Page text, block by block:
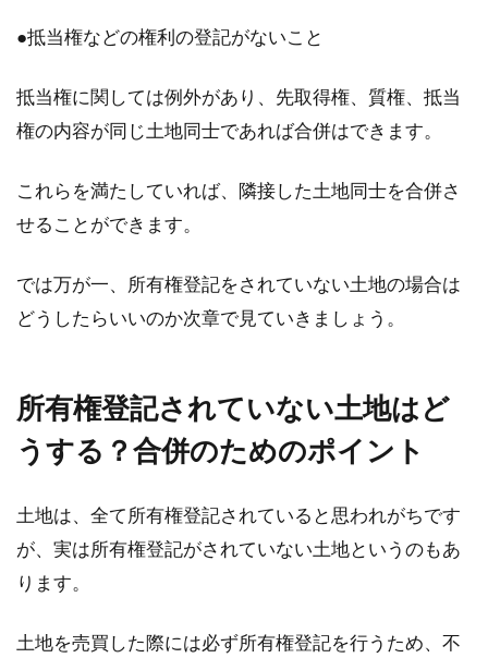
不動産登記に委任状はなぜ必要？捺
記の手続きを取る必要があります。この登記の
●抵当権などの権利の登記がないこと
抵当権に関しては例外があり、先取得権、質権、抵当
権の内容が同じ土地同士であれば合併はできます。
これらを満たしていれば、隣接した土地同士を合併さ
せることができます。
では万が一、所有権登記をされていない土地の場合は
どうしたらいいのか次章で見ていきましょう。
所有権登記されていない土地はど
うする？合併のためのポイント
土地は、全て所有権登記されていると思われがちです
が、実は所有権登記がされていない土地というのもあ
ります。
土地を売買した際には必ず所有権登記を行うため、不